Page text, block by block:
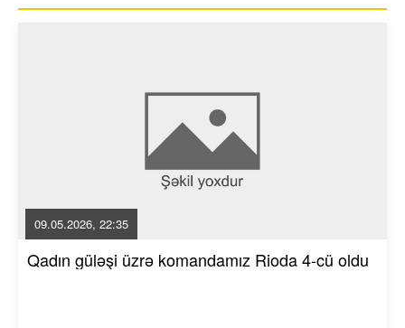
09.05.2026, 22:35
Qadın güləşi üzrə komandamız Rioda 4-cü oldu